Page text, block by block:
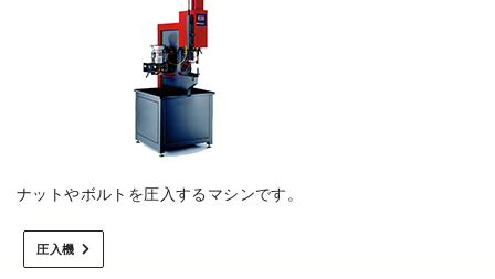
ナットやボルトを圧入するマシンです。
圧入機